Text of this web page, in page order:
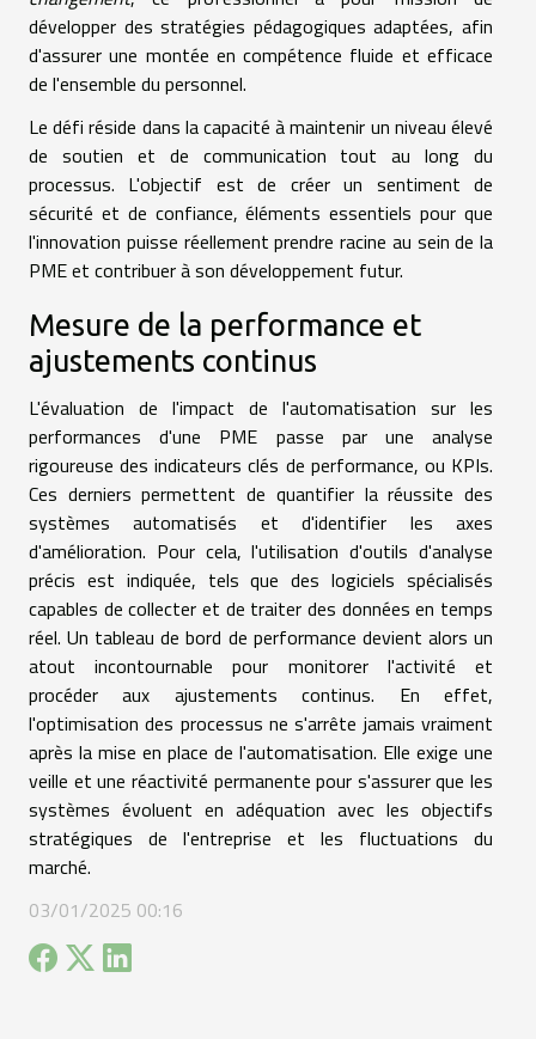
développer des stratégies pédagogiques adaptées, afin
d'assurer une montée en compétence fluide et efficace
de l'ensemble du personnel.
Le défi réside dans la capacité à maintenir un niveau élevé
de soutien et de communication tout au long du
processus. L'objectif est de créer un sentiment de
sécurité et de confiance, éléments essentiels pour que
l'innovation puisse réellement prendre racine au sein de la
PME et contribuer à son développement futur.
Mesure de la performance et
ajustements continus
L'évaluation de l'impact de l'automatisation sur les
performances d'une PME passe par une analyse
rigoureuse des indicateurs clés de performance, ou KPIs.
Ces derniers permettent de quantifier la réussite des
systèmes automatisés et d'identifier les axes
d'amélioration. Pour cela, l'utilisation d'outils d'analyse
précis est indiquée, tels que des logiciels spécialisés
capables de collecter et de traiter des données en temps
réel. Un tableau de bord de performance devient alors un
atout incontournable pour monitorer l'activité et
procéder aux ajustements continus. En effet,
l'optimisation des processus ne s'arrête jamais vraiment
après la mise en place de l'automatisation. Elle exige une
veille et une réactivité permanente pour s'assurer que les
systèmes évoluent en adéquation avec les objectifs
stratégiques de l'entreprise et les fluctuations du
marché.
03/01/2025 00:16